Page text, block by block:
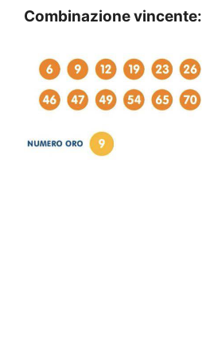
Combinazione vincente: